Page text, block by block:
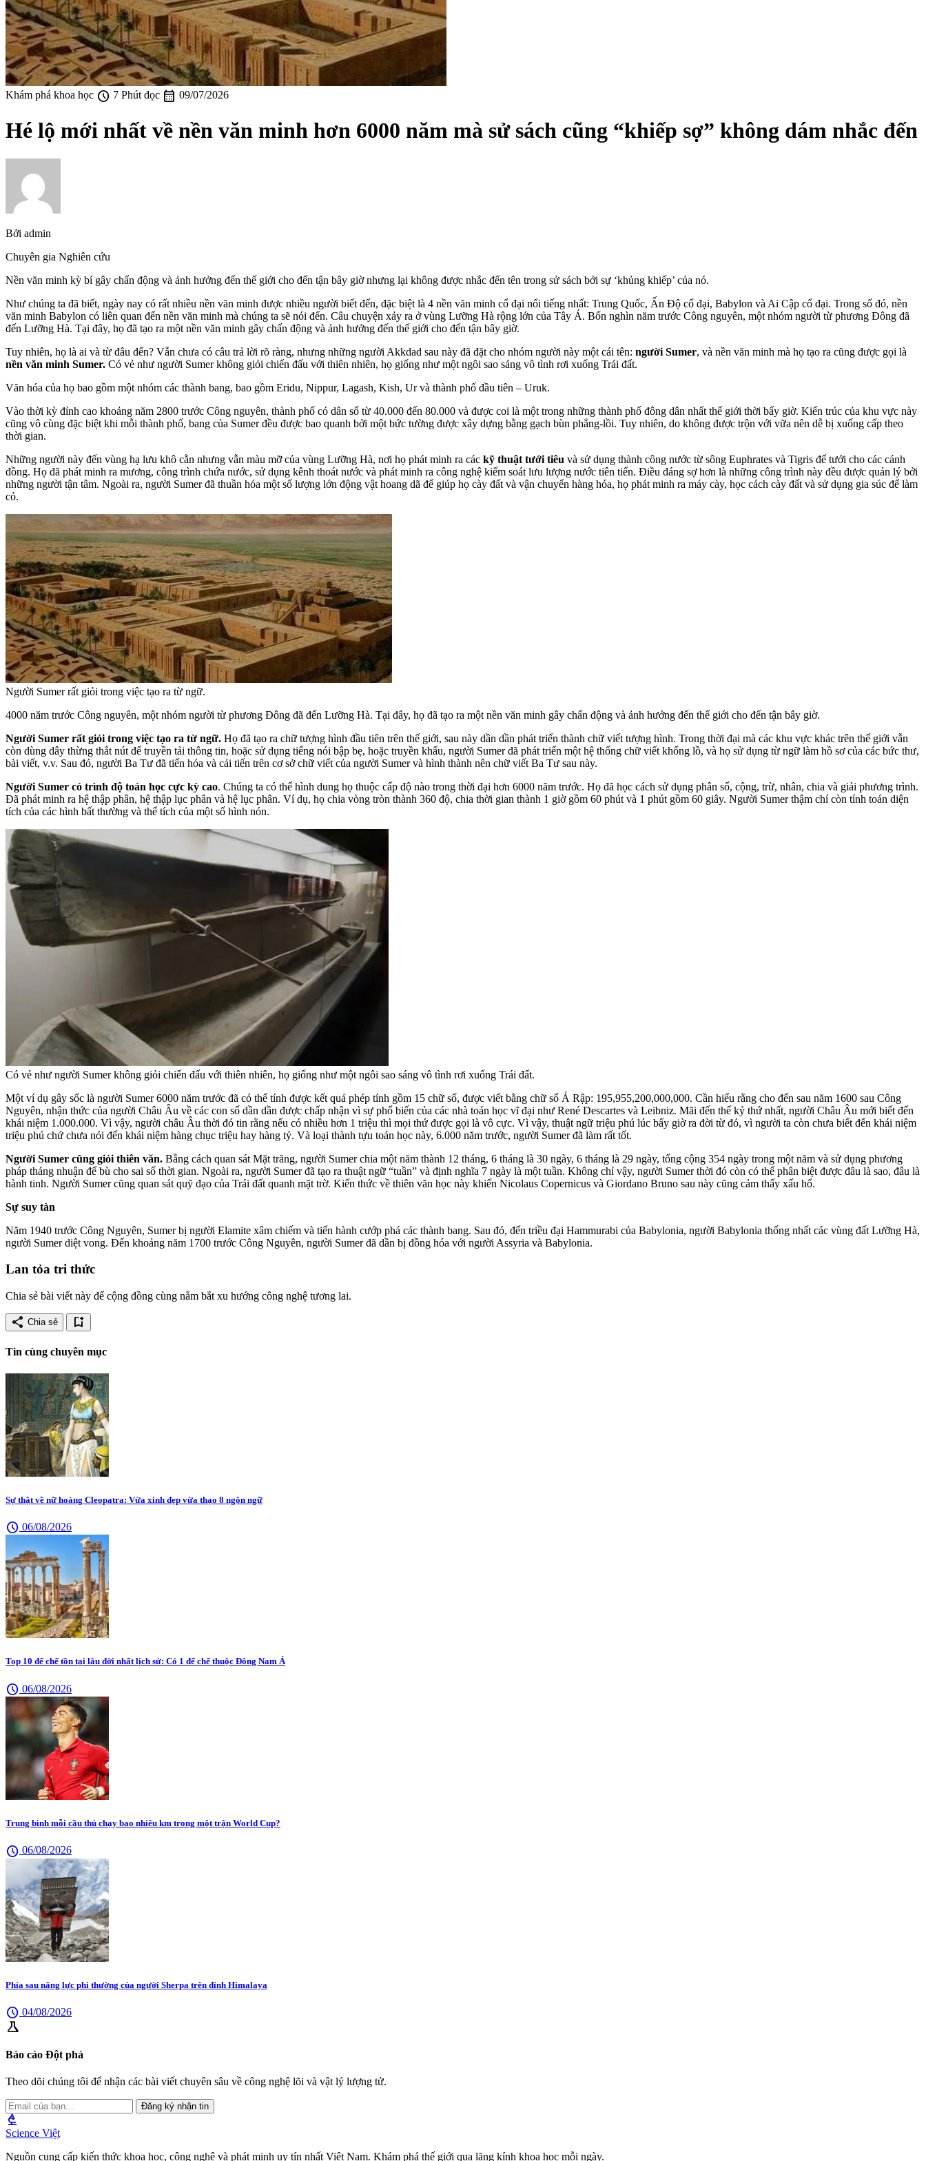
Khám phá khoa học schedule 7 Phút đọc calendar_month 09/07/2026
Hé lộ mới nhất về nền văn minh hơn 6000 năm mà sử sách cũng “khiếp sợ” không dám nhắc đến
Bởi admin
Chuyên gia Nghiên cứu
Nền văn minh kỳ bí gây chấn động và ảnh hưởng đến thế giới cho đến tận bây giờ nhưng lại không được nhắc đến tên trong sử sách bởi sự ‘khủng khiếp’ của nó.
Như chúng ta đã biết, ngày nay có rất nhiều nền văn minh được nhiều người biết đến, đặc biệt là 4 nền văn minh cổ đại nổi tiếng nhất: Trung Quốc, Ấn Độ cổ đại, Babylon và Ai Cập cổ đại. Trong số đó, nền
văn minh Babylon có liên quan đến nền văn minh mà chúng ta sẽ nói đến. Câu chuyện xảy ra ở vùng Lưỡng Hà rộng lớn của Tây Á. Bốn nghìn năm trước Công nguyên, một nhóm người từ phương Đông đã
đến Lưỡng Hà. Tại đây, họ đã tạo ra một nền văn minh gây chấn động và ảnh hưởng đến thế giới cho đến tận bây giờ.
Tuy nhiên, họ là ai và từ đâu đến? Vẫn chưa có câu trả lời rõ ràng, nhưng những người Akkdad sau này đã đặt cho nhóm người này một cái tên: người Sumer, và nền văn minh mà họ tạo ra cũng được gọi là
nền văn minh Sumer. Có vẻ như người Sumer không giỏi chiến đấu với thiên nhiên, họ giống như một ngôi sao sáng vô tình rơi xuống Trái đất.
Văn hóa của họ bao gồm một nhóm các thành bang, bao gồm Eridu, Nippur, Lagash, Kish, Ur và thành phố đầu tiên – Uruk.
Vào thời kỳ đỉnh cao khoảng năm 2800 trước Công nguyên, thành phố có dân số từ 40.000 đến 80.000 và được coi là một trong những thành phố đông dân nhất thế giới thời bấy giờ. Kiến trúc của khu vực này
cũng vô cùng đặc biệt khi mỗi thành phố, bang của Sumer đều được bao quanh bởi một bức tường được xây dựng bằng gạch bùn phẳng-lồi. Tuy nhiên, do không được trộn với vữa nên dễ bị xuống cấp theo
thời gian.
Những người này đến vùng hạ lưu khô cằn nhưng vẫn màu mỡ của vùng Lưỡng Hà, nơi họ phát minh ra các kỹ thuật tưới tiêu và sử dụng thành công nước từ sông Euphrates và Tigris để tưới cho các cánh
đồng. Họ đã phát minh ra mương, công trình chứa nước, sử dụng kênh thoát nước và phát minh ra công nghệ kiểm soát lưu lượng nước tiên tiến. Điều đáng sợ hơn là những công trình này đều được quản lý bởi
những người tận tâm. Ngoài ra, người Sumer đã thuần hóa một số lượng lớn động vật hoang dã để giúp họ cày đất và vận chuyển hàng hóa, họ phát minh ra máy cày, học cách cày đất và sử dụng gia súc để làm
cỏ.
Người Sumer rất giỏi trong việc tạo ra từ ngữ.
4000 năm trước Công nguyên, một nhóm người từ phương Đông đã đến Lưỡng Hà. Tại đây, họ đã tạo ra một nền văn minh gây chấn động và ảnh hưởng đến thế giới cho đến tận bây giờ.
Người Sumer rất giỏi trong việc tạo ra từ ngữ. Họ đã tạo ra chữ tượng hình đầu tiên trên thế giới, sau này dần dần phát triển thành chữ viết tượng hình. Trong thời đại mà các khu vực khác trên thế giới vẫn
còn dùng dây thừng thắt nút để truyền tải thông tin, hoặc sử dụng tiếng nói bập bẹ, hoặc truyền khẩu, người Sumer đã phát triển một hệ thống chữ viết khổng lồ, và họ sử dụng từ ngữ làm hồ sơ của các bức thư,
bài viết, v.v. Sau đó, người Ba Tư đã tiến hóa và cải tiến trên cơ sở chữ viết của người Sumer và hình thành nên chữ viết Ba Tư sau này.
Người Sumer có trình độ toán học cực kỳ cao. Chúng ta có thể hình dung họ thuộc cấp độ nào trong thời đại hơn 6000 năm trước. Họ đã học cách sử dụng phân số, cộng, trừ, nhân, chia và giải phương trình.
Đã phát minh ra hệ thập phân, hệ thập lục phân và hệ lục phân. Ví dụ, họ chia vòng tròn thành 360 độ, chia thời gian thành 1 giờ gồm 60 phút và 1 phút gồm 60 giây. Người Sumer thậm chí còn tính toán diện
tích của các hình bất thường và thể tích của một số hình nón.
Có vẻ như người Sumer không giỏi chiến đấu với thiên nhiên, họ giống như một ngôi sao sáng vô tình rơi xuống Trái đất.
Một ví dụ gây sốc là người Sumer 6000 năm trước đã có thể tính được kết quả phép tính gồm 15 chữ số, được viết bằng chữ số Ả Rập: 195,955,200,000,000. Cần hiểu rằng cho đến sau năm 1600 sau Công
Nguyên, nhận thức của người Châu Âu về các con số dần dần được chấp nhận vì sự phổ biến của các nhà toán học vĩ đại như René Descartes và Leibniz. Mãi đến thế kỷ thứ nhất, người Châu Âu mới biết đến
khái niệm 1.000.000. Vì vậy, người châu Âu thời đó tin rằng nếu có nhiều hơn 1 triệu thì mọi thứ được gọi là vô cực. Vì vậy, thuật ngữ triệu phú lúc bấy giờ ra đời từ đó, vì người ta còn chưa biết đến khái niệm
triệu phú chứ chưa nói đến khái niệm hàng chục triệu hay hàng tỷ. Và loại thành tựu toán học này, 6.000 năm trước, người Sumer đã làm rất tốt.
Người Sumer cũng giỏi thiên văn. Bằng cách quan sát Mặt trăng, người Sumer chia một năm thành 12 tháng, 6 tháng là 30 ngày, 6 tháng là 29 ngày, tổng cộng 354 ngày trong một năm và sử dụng phương
pháp tháng nhuận để bù cho sai số thời gian. Ngoài ra, người Sumer đã tạo ra thuật ngữ “tuần” và định nghĩa 7 ngày là một tuần. Không chỉ vậy, người Sumer thời đó còn có thể phân biệt được đâu là sao, đâu là
hành tinh. Người Sumer cũng quan sát quỹ đạo của Trái đất quanh mặt trờ. Kiến thức về thiên văn học này khiến Nicolaus Copernicus và Giordano Bruno sau này cũng cảm thấy xấu hổ.
Sự suy tàn
Năm 1940 trước Công Nguyên, Sumer bị người Elamite xâm chiếm và tiến hành cướp phá các thành bang. Sau đó, đến triều đại Hammurabi của Babylonia, người Babylonia thống nhất các vùng đất Lưỡng Hà,
người Sumer diệt vong. Đến khoảng năm 1700 trước Công Nguyên, người Sumer đã dần bị đồng hóa với người Assyria và Babylonia.
Lan tỏa tri thức
Chia sẻ bài viết này để cộng đồng cùng nắm bắt xu hướng công nghệ tương lai.
share Chia sẻ bookmark_add
Tin cùng chuyên mục
Sự thật về nữ hoàng Cleopatra: Vừa xinh đẹp vừa thạo 8 ngôn ngữ
schedule 06/08/2026
Top 10 đế chế tồn tại lâu đời nhất lịch sử: Có 1 đế chế thuộc Đông Nam Á
schedule 06/08/2026
Trung bình mỗi cầu thủ chạy bao nhiêu km trong một trận World Cup?
schedule 06/08/2026
Phía sau năng lực phi thường của người Sherpa trên đỉnh Himalaya
schedule 04/08/2026
science
Báo cáo Đột phá
Theo dõi chúng tôi để nhận các bài viết chuyên sâu về công nghệ lõi và vật lý lượng tử.
Đăng ký nhận tin
biotech
Science Việt
Nguồn cung cấp kiến thức khoa học, công nghệ và phát minh uy tín nhất Việt Nam. Khám phá thế giới qua lăng kính khoa học mỗi ngày.